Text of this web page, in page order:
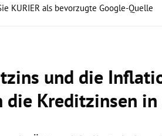
KURIER als bevorzugte Google-Quelle
und die
die Kreditzinsen in